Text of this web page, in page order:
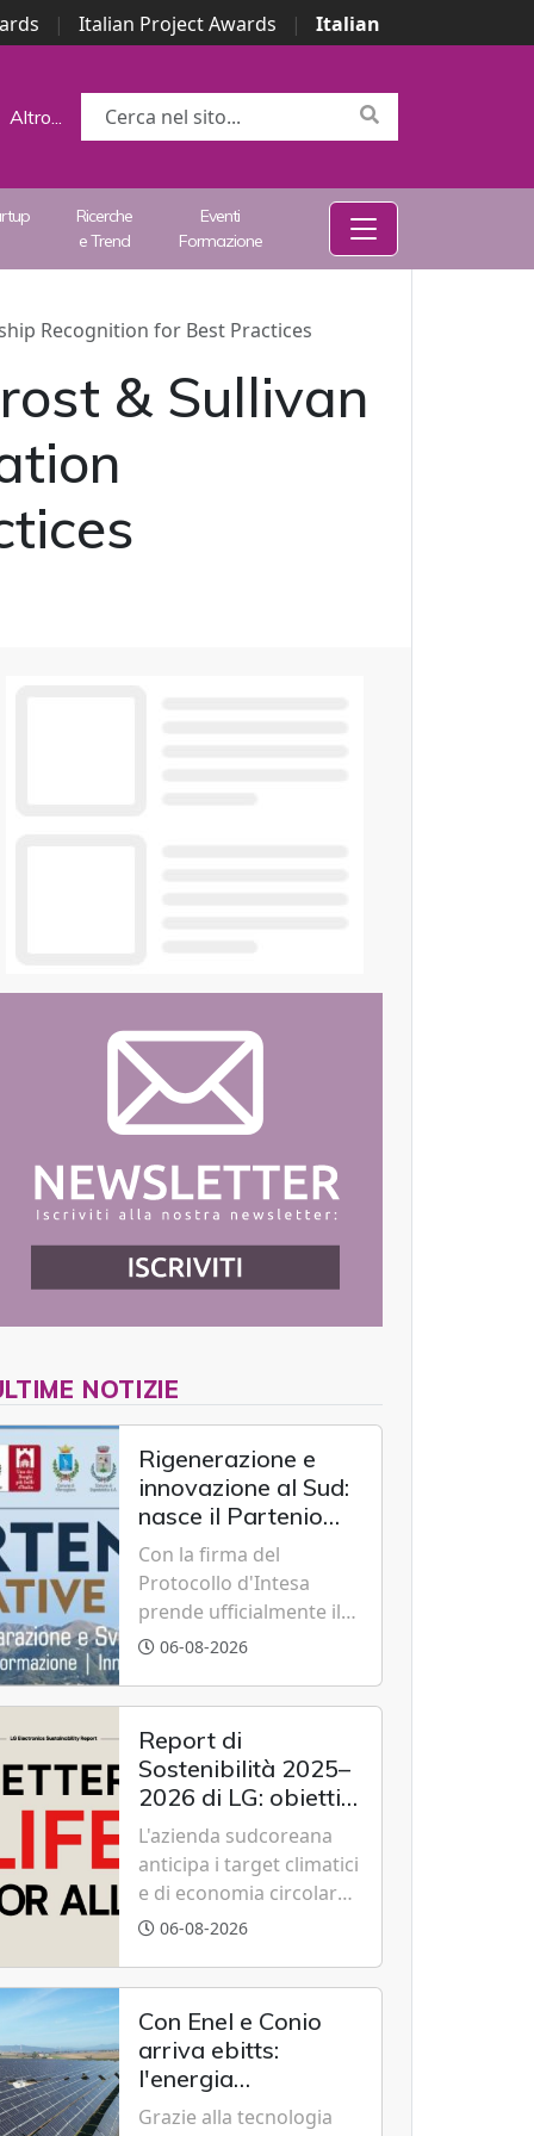
| Italian Project Awards |
Italian
Altro...
Ricerche
e Trend
Eventi
Formazione
Recognition for Best Practices
& Sullivan
NOTIZIE
Rigenerazione e
innovazione al Sud:
nasce il Partenio
Creative Hub per il
rilancio del
territorio
Con la firma del
Protocollo d'Intesa
prende ufficialmente il
via il recupero dell'ex
modello di partenariato
pubblico-privato e a una
rete di partner strategici
d'eccellenza.
06-08-2026
Report di
Sostenibilità 2025–
2026 di LG: obiettivi
2030 raggiunti con
cinque anni
d'anticipo
L'azienda sudcoreana
anticipa i target climatici
e di economia circolare,
confermando
a innovazione,
accessibilità e
governance
trasparente.
06-08-2026
Con Enel e Conio
arriva ebitts:
l'energia
rinnovabile entra in
Grazie alla tecnologia